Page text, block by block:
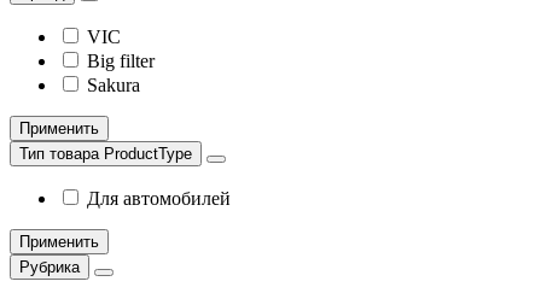
VIC
Big filter
Sakura
Применить
Тип товара ProductType
Для автомобилей
Применить
Рубрика